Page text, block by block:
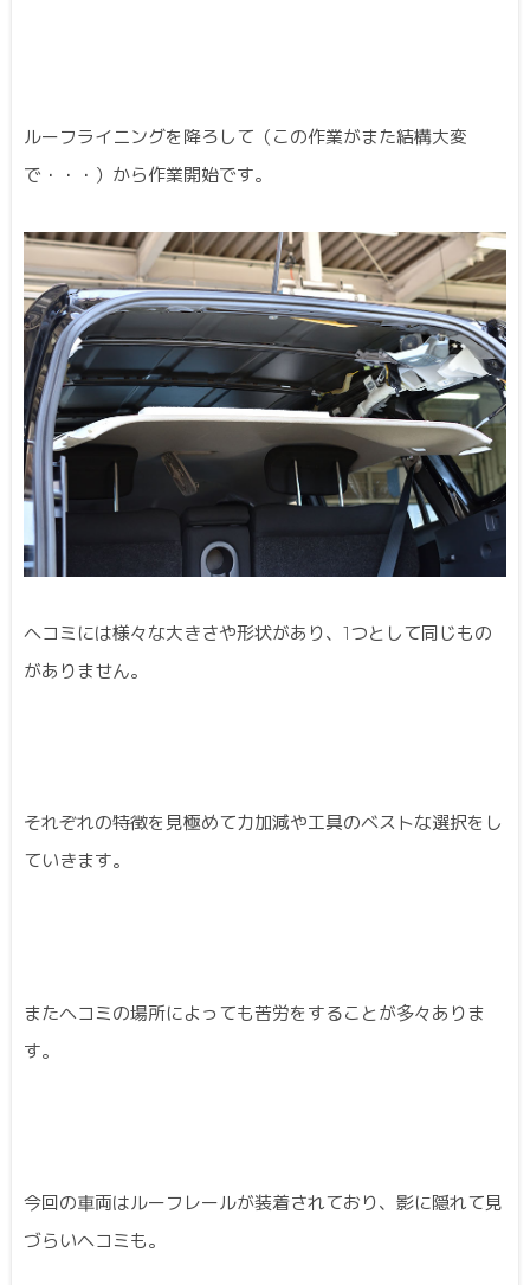
ルーフライニングを降ろして（この作業がまた結構大変
で・・・）から作業開始です。
ヘコミには様々な大きさや形状があり、1つとして同じもの
がありません。
それぞれの特徴を見極めて力加減や工具のベストな選択をし
ていきます。
またヘコミの場所によっても苦労をすることが多々ありま
す。
今回の車両はルーフレールが装着されており、影に隠れて見
づらいヘコミも。